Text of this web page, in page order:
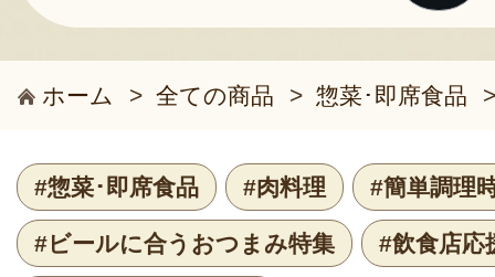
ホーム > 全ての商品 > 惣菜･即席食品
#惣菜･即席食品 #肉料理 #簡単調理
#ビールに合うおつまみ特集 #飲食店応